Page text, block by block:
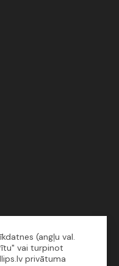
(angļu val.
vai turpinot
privātuma